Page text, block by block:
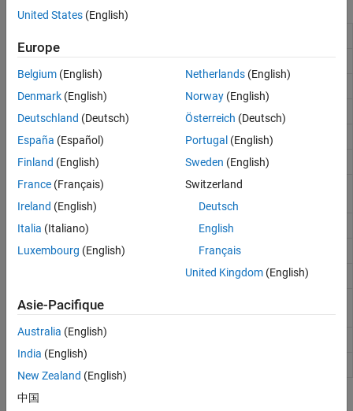
ismember Find set members of data
setxor Exclusive OR of two sets of data
union Union of two sets of data
unique
allunique Determine if all values are unique
numunique Number of unique values
ismembertol Find set members of data within tolerance
Unique values within tolerance
join
using key variables
innerjoin
Rubriques
United States (English)
Europe
Belgium (English)
Denmark (English)
Deutschland (Deutsch)
España (Español)
Finland (English)
France (Français)
Ireland (English)
Italia (Italiano)
Luxembourg (English)
Netherlands(English)
Norway(English)
Österreich (Deutsch)
Portugal (English)
Sweden (English)
Switzerland
Deutsch
English
Français
United Kingdom(English)
Asie-Pacifique
Australia (English)
India (English)
New Zealand (English)
中国